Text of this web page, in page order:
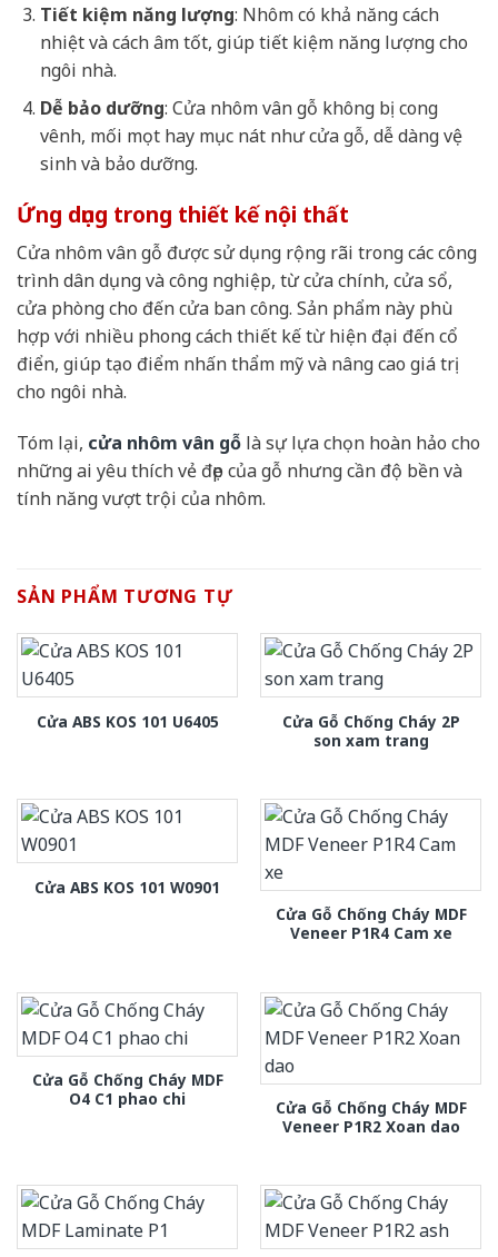
Tiết kiệm năng lượng: Nhôm có khả năng cách
nhiệt và cách âm tốt, giúp tiết kiệm năng lượng cho
ngôi nhà.
Dễ bảo dưỡng: Cửa nhôm vân gỗ không bị cong
vênh, mối mọt hay mục nát như cửa gỗ, dễ dàng vệ
sinh và bảo dưỡng.
Ứng dụng trong thiết kế nội thất
Cửa nhôm vân gỗ được sử dụng rộng rãi trong các công
trình dân dụng và công nghiệp, từ cửa chính, cửa sổ,
cửa phòng cho đến cửa ban công. Sản phẩm này phù
hợp với nhiều phong cách thiết kế từ hiện đại đến cổ
điển, giúp tạo điểm nhấn thẩm mỹ và nâng cao giá trị
cho ngôi nhà.
Tóm lại, cửa nhôm vân gỗ là sự lựa chọn hoàn hảo cho
những ai yêu thích vẻ đẹp của gỗ nhưng cần độ bền và
tính năng vượt trội của nhôm.
SẢN PHẨM TƯƠNG TỰ
Cửa ABS KOS 101 U6405
Cửa Gỗ Chống Cháy 2P
son xam trang
Cửa ABS KOS 101 W0901
Cửa Gỗ Chống Cháy MDF
Veneer P1R4 Cam xe
Cửa Gỗ Chống Cháy MDF
O4 C1 phao chi
Cửa Gỗ Chống Cháy MDF
Veneer P1R2 Xoan dao